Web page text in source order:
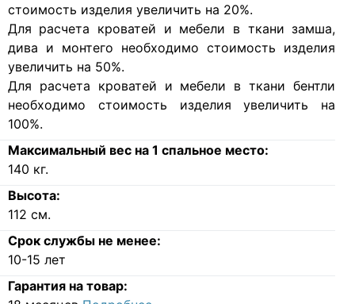
стоимость изделия увеличить на 20%.
Для расчета кроватей и мебели в ткани замша,
дива и монтего необходимо стоимость изделия
увеличить на 50%.
Для расчета кроватей и мебели в ткани бентли
необходимо стоимость изделия увеличить на
100%.
Максимальный вес на 1 спальное место:
140 кг.
Высота:
112 см.
Срок службы не менее:
10-15 лет
Гарантия на товар: